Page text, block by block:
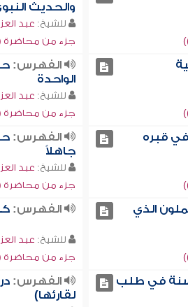
والحديث
للشيخ: عبد
جزء من محاضرة (
الفهرس:
الواحدة
للشيخ: عبد
جزء من محاضرة (
قبره
الفهرس:
جاهلاً
للشيخ: عبد
جزء من محاضرة (
الذي
الفهرس:
للشيخ: عبد
جزء من محاضرة (
في طلب
الفهرس:
لقارئها)